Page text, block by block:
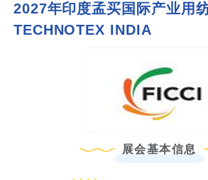
2027年印度孟买国际产业用
TECHNOTEX INDIA
展会基本信息